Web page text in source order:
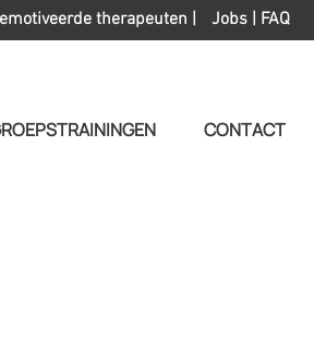
Jobs | FAQ
therapeuten |
CONTACT